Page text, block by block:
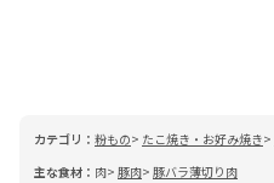
カテゴリ： 粉もの たこ焼き・お好み焼き
主な食材： 肉 豚肉 豚バラ薄切り肉